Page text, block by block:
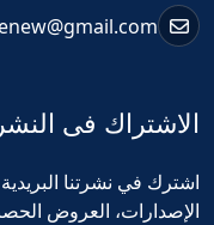
الاشتراك فى
اشترك في نشرتنا
الإصدارات، العروض